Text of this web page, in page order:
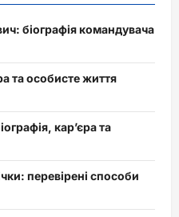
біографія командувача
та особисте життя
кар’єра та
перевірені способи